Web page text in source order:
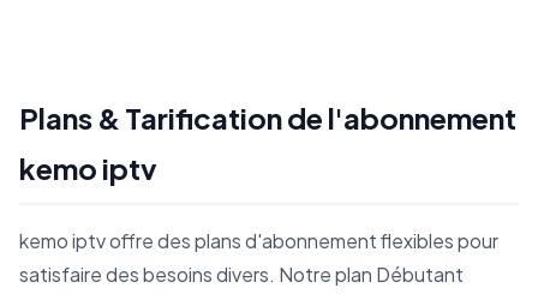
Plans & Tarification de l'abonnement
kemo iptv
kemo iptv offre des plans d'abonnement flexibles pour
satisfaire des besoins divers. Notre plan Débutant